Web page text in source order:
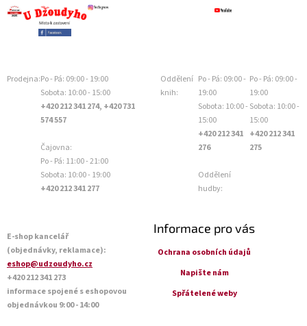
Prodejna:Po - Pá: 09:00 - 19:00
Sobota: 10:00 - 15:00
+420 212 341 274, +420 731
574 557
Čajovna:
Po - Pá: 11:00 - 21:00
Sobota: 10:00 - 19:00
+420 212 341 277
Oddělení
knih:
Po - Pá: 09:00 -
19:00
Sobota: 10:00 -
15:00
+420 212 341
276
Oddělení
hudby:
Po - Pá: 09:00 -
19:00
Sobota: 10:00 -
15:00
+420 212 341
275
E-shop kancelář
(objednávky, reklamace):
eshop@udzoudyho.cz
+420 212 341 273
informace spojené s eshopovou
objednávkou 9:00 - 14:00
Informace pro vás
Ochrana osobních údajů
Napište nám
Spřátelené weby